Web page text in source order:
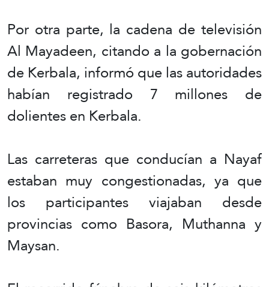
Por otra parte, la cadena de televisión
Al Mayadeen, citando a la gobernación
de Kerbala, informó que las autoridades
habían registrado 7 millones de
dolientes en Kerbala.
Las carreteras que conducían a Nayaf
estaban muy congestionadas, ya que
los participantes viajaban desde
provincias como Basora, Muthanna y
Maysan.